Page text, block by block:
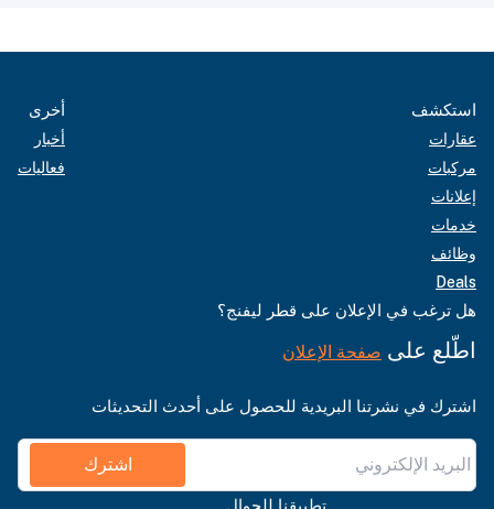
استكشف
عقارات
مركبات
إعلانات
خدمات
وظائف
Deals
أخرى
أخبار
فعاليات
هل ترغب في الإعلان على قطر ليفنج؟
اطّلع على صفحة الإعلان
اشترك في نشرتنا البريدية للحصول على أحدث التحديثات
اشترك
تطبيقنا للجوال